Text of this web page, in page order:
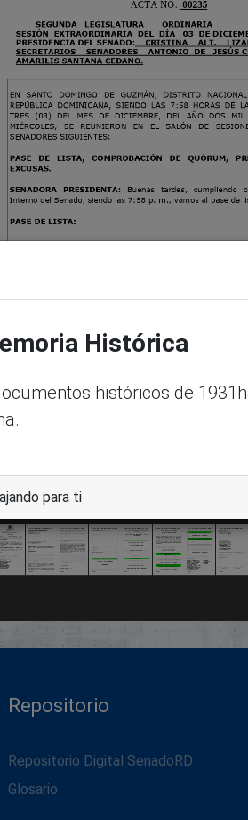
Repositorio
Repositorio Digital SenadoRD
Glosario
Histórica
históricos de
para ti